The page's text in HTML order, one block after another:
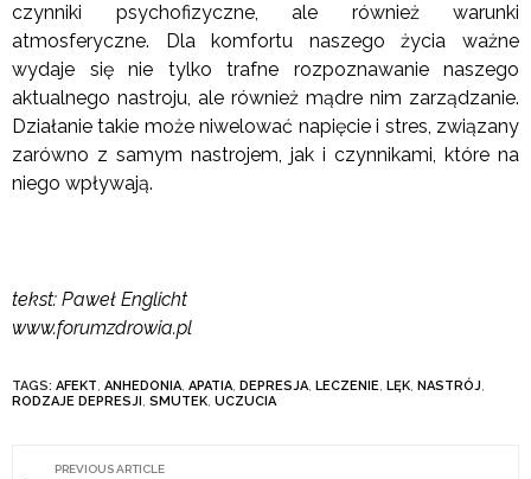
czynniki psychofizyczne, ale również warunki
atmosferyczne. Dla komfortu naszego życia ważne
wydaje się nie tylko trafne rozpoznawanie naszego
aktualnego nastroju, ale również mądre nim zarządzanie.
Działanie takie może niwelować napięcie i stres, związany
zarówno z samym nastrojem, jak i czynnikami, które na
niego wpływają.
tekst: Paweł Englicht
www.forumzdrowia.pl
TAGS: AFEKT, ANHEDONIA, APATIA, DEPRESJA, LECZENIE, LĘK, NASTRÓJ,
RODZAJE DEPRESJI , SMUTEK, UCZUCIA
PREVIOUS ARTICLE